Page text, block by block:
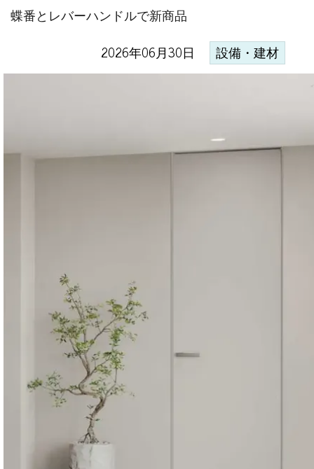
蝶番とレバーハンドルで新商品
2026年06月30日 設備・建材